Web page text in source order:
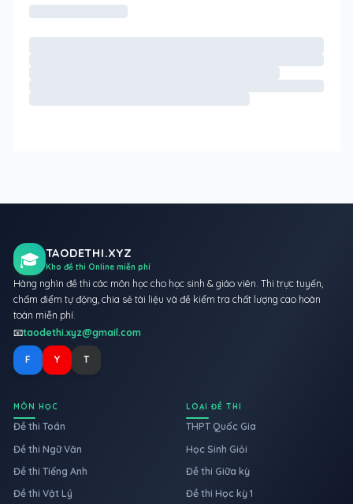
🎓 TAODETHI.XYZ
Kho đề thi Online miễn phí
Hàng nghìn đề thi các môn học cho học sinh & giáo viên. Thi trực tuyến,
chấm điểm tự động, chia sẻ tài liệu và đề kiểm tra chất lượng cao hoàn
toàn miễn phí.
📧taodethi.xyz@gmail.com
F Y T
MÔN HỌC
Đề thi Toán
Đề thi Ngữ Văn
Đề thi Tiếng Anh
Đề thi Vật Lý
LOẠI ĐỀ THI
THPT Quốc Gia
Học Sinh Giỏi
Đề thi Giữa kỳ
Đề thi Học kỳ 1